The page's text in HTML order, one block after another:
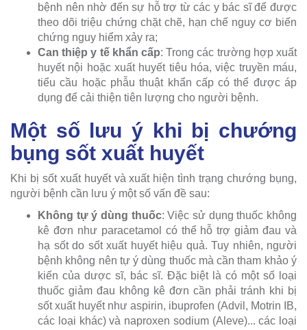
bệnh nên nhờ đến sự hỗ trợ từ các y bác sĩ để được
theo dõi triệu chứng chặt chẽ, hạn chế nguy cơ biến
chứng nguy hiểm xảy ra;
Can thiệp y tế khẩn cấp: Trong các trường hợp xuất
huyết nội hoặc xuất huyết tiêu hóa, việc truyền máu,
tiểu cầu hoặc phẫu thuật khẩn cấp có thể được áp
dụng để cải thiện tiên lượng cho người bệnh.
Một số lưu ý khi bị chướng
bụng sốt xuất huyết
Khi bị sốt xuất huyết và xuất hiện tình trạng chướng bụng,
người bệnh cần lưu ý một số vấn đề sau:
Không tự ý dùng thuốc: Việc sử dụng thuốc không
kê đơn như paracetamol có thể hỗ trợ giảm đau và
hạ sốt do sốt xuất huyết hiệu quả. Tuy nhiên, người
bệnh không nên tự ý dùng thuốc mà cần tham khảo ý
kiến của dược sĩ, bác sĩ. Đặc biệt là có một số loại
thuốc giảm đau không kê đơn cần phải tránh khi bị
sốt xuất huyết như aspirin, ibuprofen (Advil, Motrin IB,
các loại khác) và naproxen sodium (Aleve)... các loại